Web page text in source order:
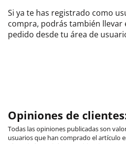
Si ya te has registrado como
compra, podrás también llevar
pedido desde tu área de
Opiniones de
Todas las opiniones publicadas son
usuarios que han comprado el artículo